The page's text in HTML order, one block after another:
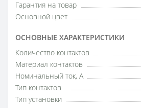
Гарантия на товар
Основной цвет
ОСНОВНЫЕ ХАРАКТЕРИСТИКИ
Количество контактов
Материал контактов
Номинальный ток, A
Тип контактов
Тип установки